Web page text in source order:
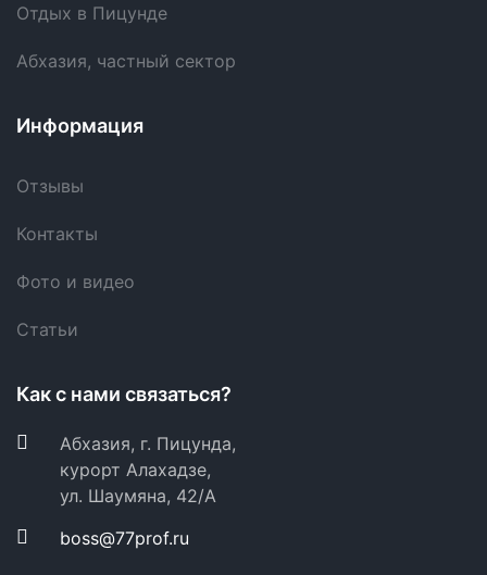
Отдых в Пицунде
Абхазия, частный сектор
Информация
Отзывы
Контакты
Фото и видео
Статьи
Как с нами связаться?
Абхазия, г. Пицунда,
курорт Алахадзе,
ул. Шаумяна, 42/А
boss@77prof.ru